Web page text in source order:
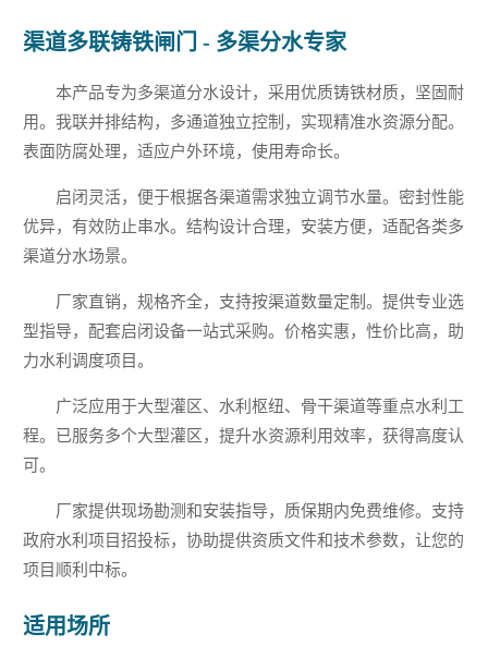
渠道多联铸铁闸门 - 多渠分水专家
本产品专为多渠道分水设计，采用优质铸铁材质，坚固耐
用。我联并排结构，多通道独立控制，实现精准水资源分配。
表面防腐处理，适应户外环境，使用寿命长。
启闭灵活，便于根据各渠道需求独立调节水量。密封性能
优异，有效防止串水。结构设计合理，安装方便，适配各类多
渠道分水场景。
厂家直销，规格齐全，支持按渠道数量定制。提供专业选
型指导，配套启闭设备一站式采购。价格实惠，性价比高，助
力水利调度项目。
广泛应用于大型灌区、水利枢纽、骨干渠道等重点水利工
程。已服务多个大型灌区，提升水资源利用效率，获得高度认
可。
厂家提供现场勘测和安装指导，质保期内免费维修。支持
政府水利项目招投标，协助提供资质文件和技术参数，让您的
项目顺利中标。
适用场所